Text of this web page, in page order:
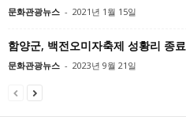
문화관광뉴스 - 2021년 1월 15일
함양군, 백전오미자축제 성황리 종료
문화관광뉴스 - 2023년 9월 21일